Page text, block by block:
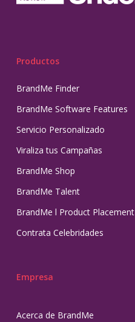
Productos
BrandMe Finder
BrandMe Software Features
Servicio Personalizado
Viraliza tus Campañas
BrandMe Shop
BrandMe Talent
BrandMe l Product Placement
Contrata Celebridades
Empresa
Acerca de BrandMe